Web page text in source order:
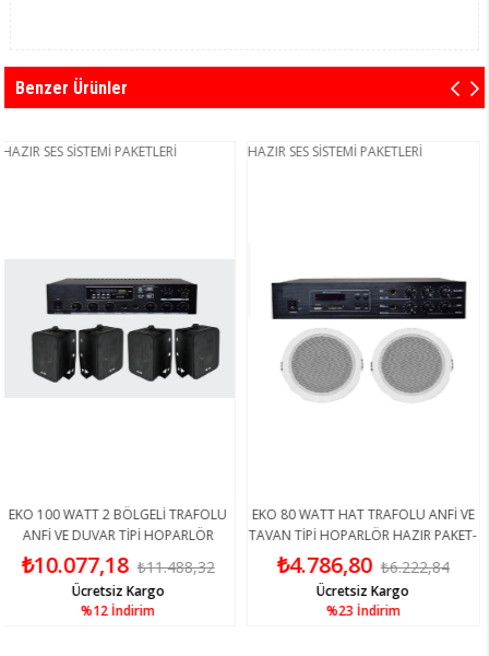
Benzer Ürünler
PAKETLERİ
2 BÖLGELİ TRAFOLU
DUVAR TİPİ HOPARLÖR
PAKET-3
₺11.488,32
İndirim
Ücretsiz Kargo
HAZIR SES SİSTEMİ PAKETLERİ
EKO 80 WATT HAT TRAFOLU ANFİ VE
TAVAN TİPİ HOPARLÖR HAZIR PAKET-
4
₺4.786,80 ₺6.222,84
İndirim
Ücretsiz Kargo
EKO 80
TAVAN